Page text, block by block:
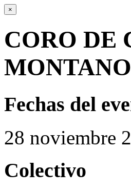
×
CORO DE
Fechas del
28 noviembre
Colectivo